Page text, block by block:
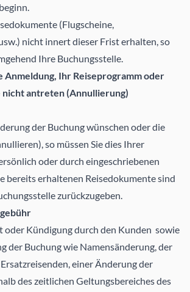
(Flugscheine,
nicht innert dieser Frist erhalten, so
Ihre Buchungsstelle.
Anmeldung, Ihr Reiseprogramm oder
nicht antreten (Annullierung)
der Buchung wünschen oder die
so müssen Sie dies Ihrer
oder durch eingeschriebenen
bereits erhaltenen Reisedokumente sind
zurückzugeben.
oder Kündigung durch den Kunden sowie
der Buchung wie Namensänderung, der
einer Änderung der
des zeitlichen Geltungsbereiches des